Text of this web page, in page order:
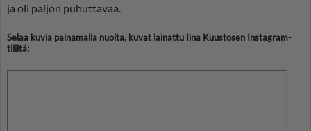
ja oli paljon puhuttavaa.
Selaa kuvia painamalla nuolta, kuvat lainattu Iina Kuustosen Instagram-
tililtä: